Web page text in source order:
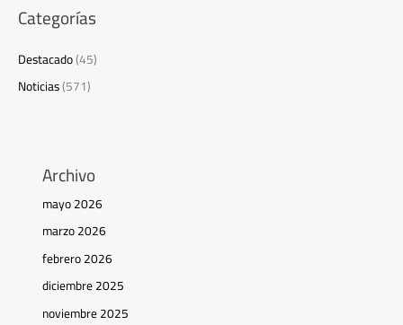
Categorías
Destacado(45)
Noticias(571)
Archivo
mayo 2026
marzo 2026
febrero 2026
diciembre 2025
noviembre 2025